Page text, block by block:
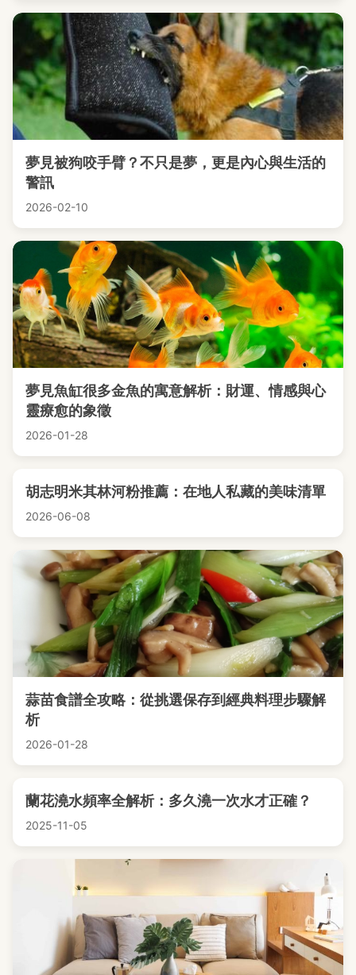
夢見被狗咬手臂？不只是夢，更是內心與生活的
警訊
2026-02-10
夢見魚缸很多金魚的寓意解析：財運、情感與心
靈療愈的象徵
2026-01-28
胡志明米其林河粉推薦：在地人私藏的美味清單
2026-06-08
蒜苗食譜全攻略：從挑選保存到經典料理步驟解
析
2026-01-28
蘭花澆水頻率全解析：多久澆一次水才正確？
2025-11-05